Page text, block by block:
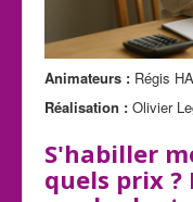
Animateurs : Régis
Réalisation : Olivier
S'habiller
quels prix